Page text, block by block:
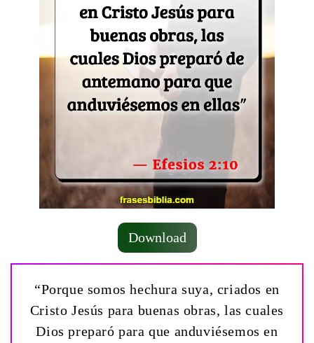
Download
“Porque somos hechura suya, criados en
Cristo Jesús para buenas obras, las cuales
Dios preparó para que anduviésemos en